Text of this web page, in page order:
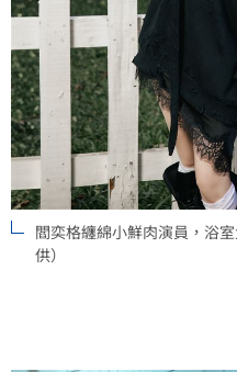
閻奕格纏綿小鮮肉演員，浴
供）